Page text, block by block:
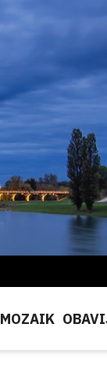
MOZAIK